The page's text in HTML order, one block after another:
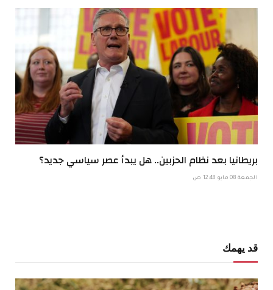
بريطانيا بعد نظام الحزبين.. هل يبدأ عصر سياسي جديد؟
الجمعة 08 مايو 12:48 ص
قد يهمك